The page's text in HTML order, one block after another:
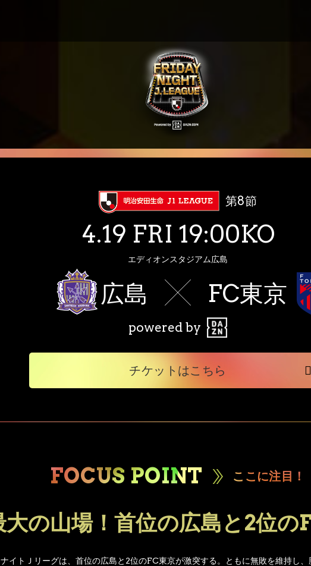
第8節
4.19 FRI 19:00KO
エディオンスタジアム広島
広島 FC東京
powered by
チケットはこちら
FOCUS POINT ここに注目！
大の山場！首位の広島と2位の
イトＪリーグは、首位の広島と2位のFC東京が激突する。ともに無敗を維持し